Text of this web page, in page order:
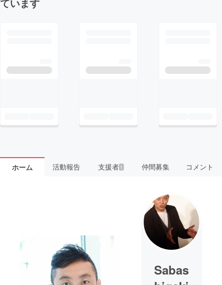
ています
ホーム 活動報告 支援者 1 仲間募集 コメント
Sabas